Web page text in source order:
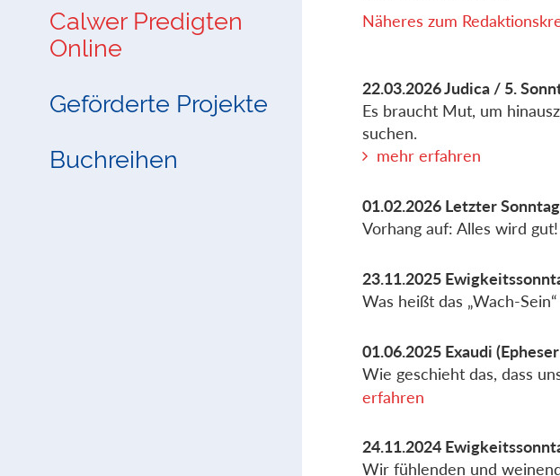
Calwer Predigten
Online
Geförderte Projekte
Buchreihen
Näheres zum
22.03.2026Judica / 5.
Es braucht Mut, um
suchen.
mehr erfahren
01.02.2026 Letzter
Vorhang auf: Alles wird
23.11.2025
Was heißt das „Wach-
01.06.2025 Exaudi
Wie geschieht das, dass
erfahren
24.11.2024
Wir fühlenden und